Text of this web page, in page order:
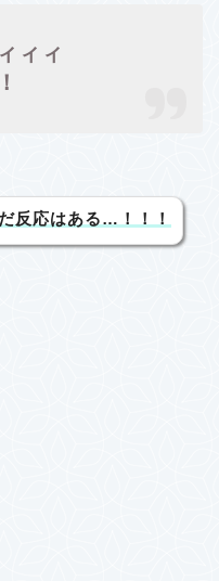
ィィ
反応はある…！！！